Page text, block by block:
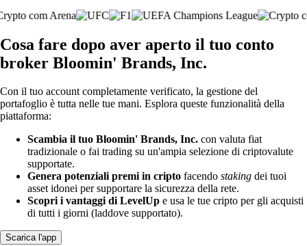
Cosa fare dopo aver aperto il tuo conto
broker Bloomin' Brands, Inc.
Con il tuo account completamente verificato, la gestione del
portafoglio è tutta nelle tue mani. Esplora queste funzionalità della
piattaforma:
Scambia il tuo Bloomin' Brands, Inc. con valuta fiat
tradizionale o fai trading su un'ampia selezione di criptovalute
supportate.
Genera potenziali premi in cripto facendo staking dei tuoi
asset idonei per supportare la sicurezza della rete.
Scopri i vantaggi di LevelUp e usa le tue cripto per gli acquisti
di tutti i giorni (laddove supportato).
Scarica l'app